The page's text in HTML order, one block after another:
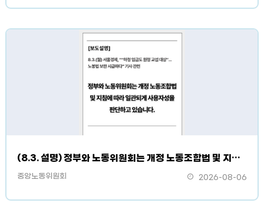
(8.3. 설명) 정부와 노동위원회는 개정 노동조합법 및 지침에 따라 일관되게 사용자성을 판단하고 있습니다.
중앙노동위원회 2026-08-06